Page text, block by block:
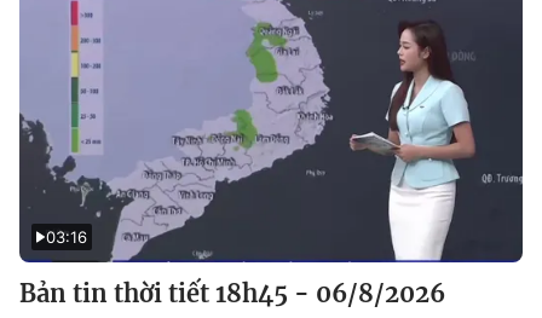
03:16
Bản tin thời tiết 18h45 - 06/8/2026